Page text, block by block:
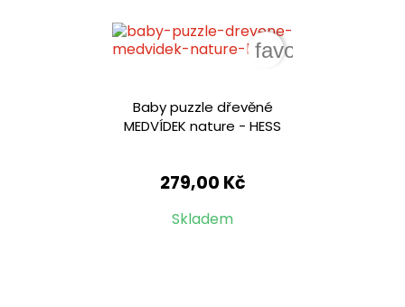
Baby puzzle dřevěné
MEDVÍDEK nature - HESS
279,00 Kč
Skladem
favorite_border